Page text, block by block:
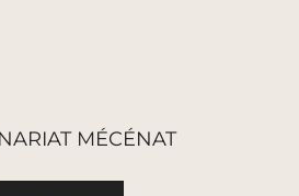
MÉCÉNAT